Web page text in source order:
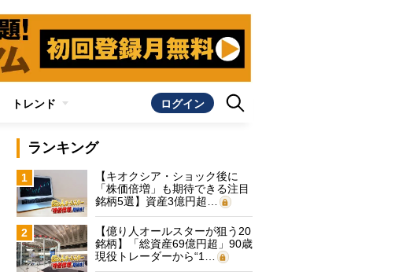
トレンド ログイン
ランキング
1
【キオクシア・ショック後に
「株価倍増」も期待できる注目
銘柄5選】資産3億円超…
2
【億り人オールスターが狙う20
銘柄】「総資産69億円超」90歳
現役トレーダーから“1…